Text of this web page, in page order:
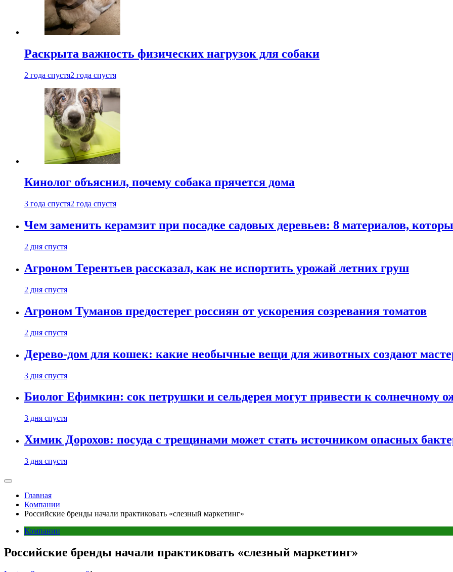
Раскрыта важность физических нагрузок для собаки
2 года спустя2 года спустя
Кинолог объяснил, почему собака прячется дома
3 года спустя2 года спустя
Чем заменить керамзит при посадке садовых деревьев: 8 материалов,
2 дня спустя
Агроном Терентьев рассказал, как не испортить урожай летних груш
2 дня спустя
Агроном Туманов предостерег россиян от ускорения созревания томатов
2 дня спустя
Дерево-дом для кошек: какие необычные вещи для животных создают
3 дня спустя
Биолог Ефимкин: сок петрушки и сельдерея могут привести к солнечному
3 дня спустя
Химик Дорохов: посуда с трещинами может стать источником опасных
3 дня спустя
Главная
Компании
Российские бренды начали практиковать «слезный маркетинг»
Компании
Российские бренды начали практиковать «слезный маркетинг»